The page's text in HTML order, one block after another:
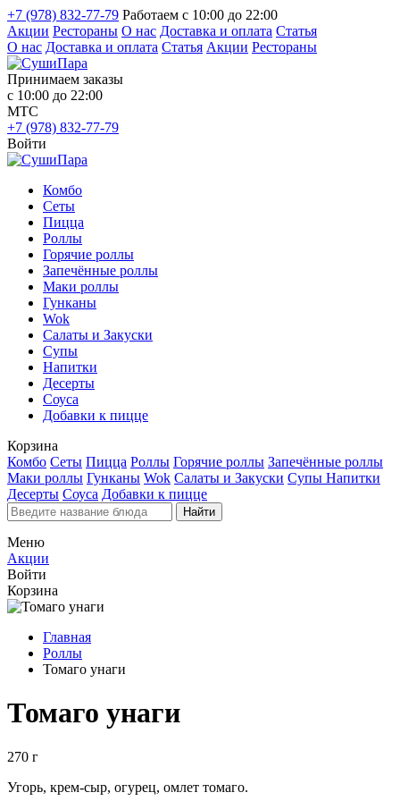
+7 (978) 832-77-79 Работаем с 10:00 до 22:00
Акции Рестораны О нас Доставка и оплата Статья
О нас Доставка и оплата Статья Акции Рестораны
Принимаем заказы
с 10:00 до 22:00
МТС
+7 (978) 832-77-79
Войти
Комбо
Сеты
Пицца
Роллы
Горячие роллы
Запечённые роллы
Маки роллы
Гунканы
Wok
Салаты и Закуски
Супы
Напитки
Десерты
Соуса
Добавки к пицце
Корзина
Комбо Сеты Пицца Роллы Горячие роллы Запечённые роллы
Маки роллы Гунканы Wok Салаты и Закуски Супы Напитки
Десерты Соуса Добавки к пицце
Найти
Меню
Акции
Войти
Корзина
Главная
Роллы
Томаго унаги
Томаго унаги
270 г
Угорь, крем-сыр, огурец, омлет томаго.